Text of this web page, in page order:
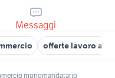
Messaggi
offerte lavoro
monomandatario